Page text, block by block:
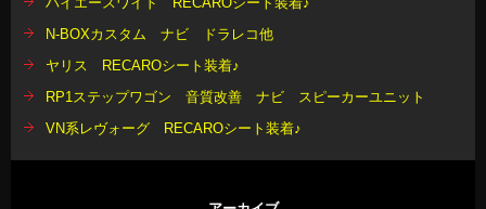
N-BOXカスタム ナビ ドラレコ他
ヤリス RECAROシート装着♪
RP1ステップワゴン 音質改善 ナビ スピーカーユニット
VN系レヴォーグ RECAROシート装着♪